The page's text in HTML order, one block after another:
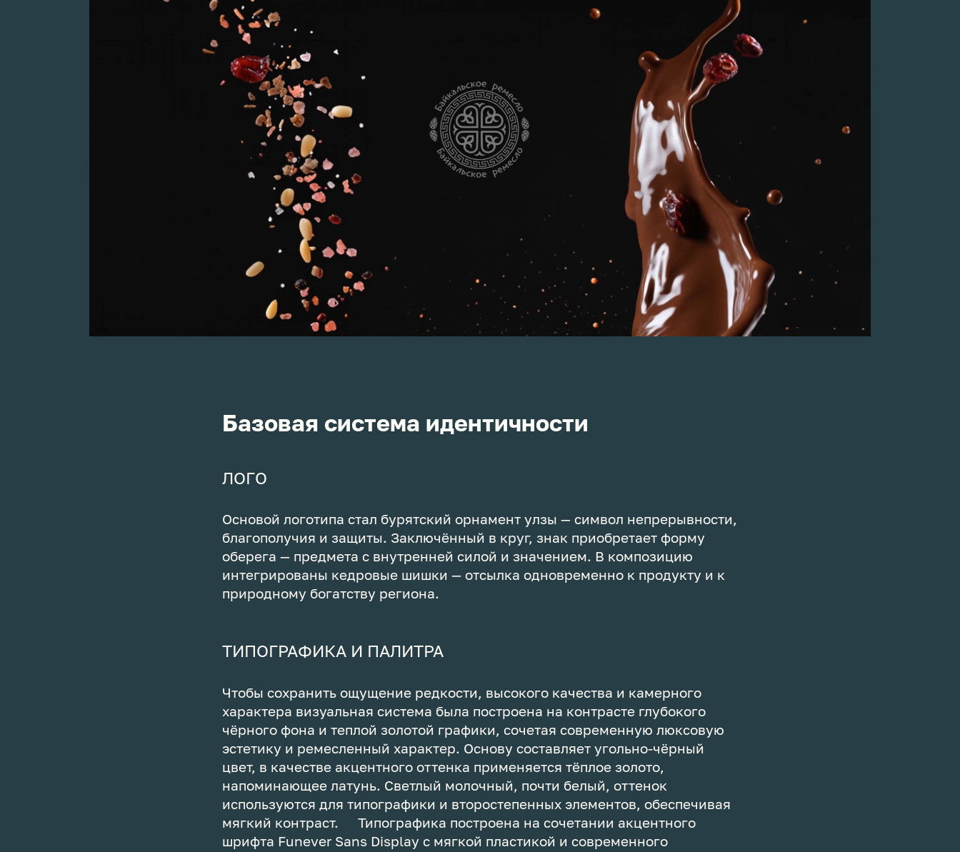
Базовая система идентичности
ЛОГО
Основой логотипа стал бурятский орнамент улзы — символ непрерывности,
благополучия и защиты. Заключённый в круг, знак приобретает форму
оберега — предмета с внутренней силой и значением. В композицию
интегрированы кедровые шишки — отсылка одновременно к продукту и к
природному богатству региона.
ТИПОГРАФИКА И ПАЛИТРА
Чтобы сохранить ощущение редкости, высокого качества и камерного
характера визуальная система была построена на контрасте глубокого
чёрного фона и теплой золотой графики, сочетая современную люксовую
эстетику и ремесленный характер. Основу составляет угольно-чёрный
цвет, в качестве акцентного оттенка применяется тёплое золото,
напоминающее латунь. Светлый молочный, почти белый, оттенок
используются для типографики и второстепенных элементов, обеспечивая
мягкий контраст. Типографика построена на сочетании акцентного
шрифта Funever Sans Display с мягкой пластикой и современного